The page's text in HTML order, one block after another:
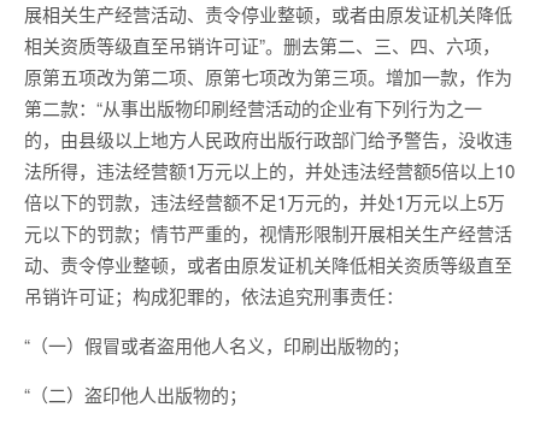
展相关生产经营活动、责令停业整顿，或者由原发证机关降低
相关资质等级直至吊销许可证”。删去第二、三、四、六项，
原第五项改为第二项、原第七项改为第三项。增加一款，作为
第二款：“从事出版物印刷经营活动的企业有下列行为之一
的，由县级以上地方人民政府出版行政部门给予警告，没收违
法所得，违法经营额1万元以上的，并处违法经营额5倍以上10
倍以下的罚款，违法经营额不足1万元的，并处1万元以上5万
元以下的罚款；情节严重的，视情形限制开展相关生产经营活
动、责令停业整顿，或者由原发证机关降低相关资质等级直至
吊销许可证；构成犯罪的，依法追究刑事责任：
“（一）假冒或者盗用他人名义，印刷出版物的；
“（二）盗印他人出版物的；